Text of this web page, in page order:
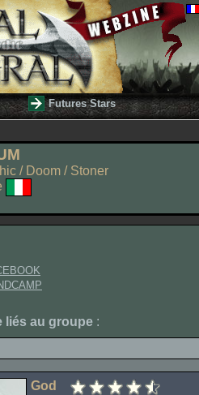
Futures Stars
/ Doom / Stoner
liés au groupe :
God